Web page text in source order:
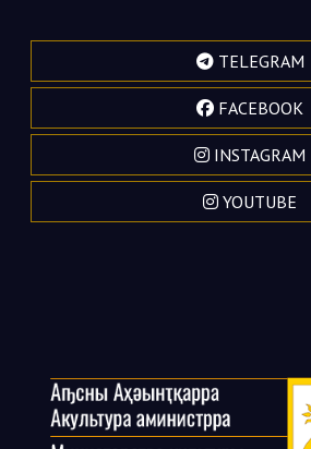
TELEGRAM
FACEBOOK
INSTAGRAM
YOUTUBE